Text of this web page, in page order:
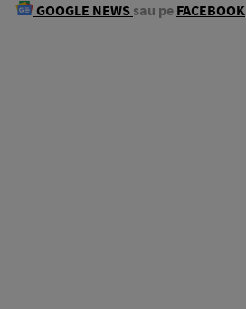
GOOGLE NEWS sau pe FACEBOOK